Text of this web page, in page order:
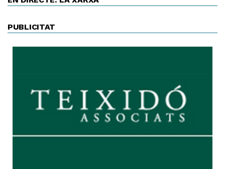
PUBLICITAT